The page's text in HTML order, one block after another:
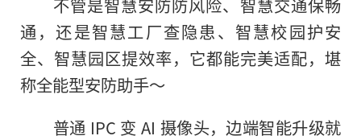
通，还是智慧工厂查隐患、智慧校园护安
全、智慧园区提效率，它都能完美适配，堪
称全能型安防助手～
普通 IPC 变 AI 摄像头，边端智能升级就